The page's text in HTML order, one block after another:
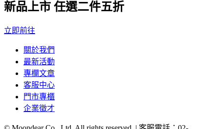
新品上市 任選二件五折
立即前往
關於我們
最新活動
專欄文章
客服中心
門市專櫃
企業徵才